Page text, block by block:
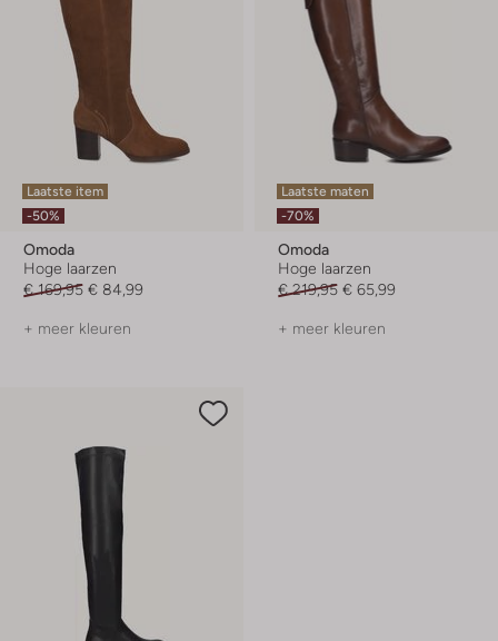
Laatste item
-50%
Omoda
Hoge laarzen
€ 169,95 € 84,99
+ meer kleuren
Laatste maten
-70%
Omoda
Hoge laarzen
€ 219,95 € 65,99
+ meer kleuren